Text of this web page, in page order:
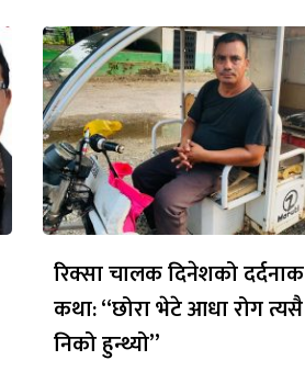
रिक्सा चालक दिनेशको दर्दनाक
कथा: “छोरा भेटे आधा रोग त्यसै
निको हुन्थ्यो”